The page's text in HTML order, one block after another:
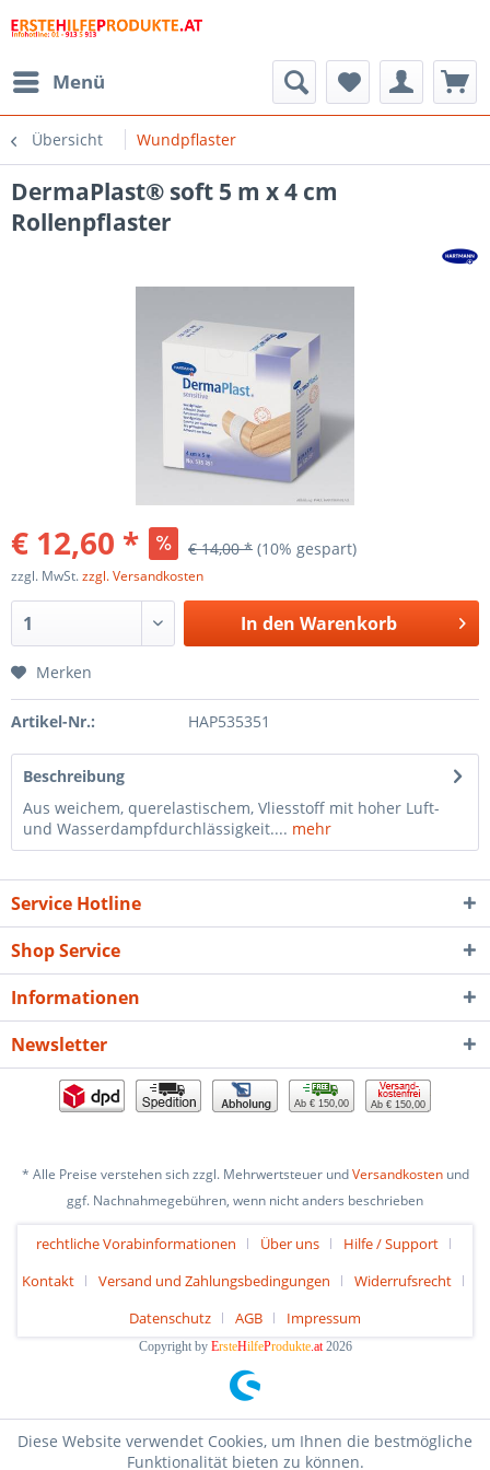
Menü
Übersicht Wundpflaster
DermaPlast® soft 5 m x 4 cm
Rollenpflaster
€ 12,60 * € 14,00 * (10% gespart)
zzgl. MwSt.zzgl. Versandkosten
In den Warenkorb
Merken
Artikel-Nr.: HAP535351
Beschreibung
Aus weichem, querelastischem, Vliesstoff mit hoher Luft-
und Wasserdampfdurchlässigkeit.... mehr
Service Hotline
Shop Service
Informationen
Newsletter
Ab € 150,00 Ab € 150,00
* Alle Preise verstehen sich zzgl. Mehrwertsteuer undVersandkostenund
ggf. Nachnahmegebühren, wenn nicht anders beschrieben
rechtliche Vorabinformationen Über uns
Hilfe / Support
Kontakt
Versand und Zahlungsbedingungen
Widerrufsrecht
Datenschutz
AGB Impressum
Copyright by ErsteHilfeProdukte.at2026
Diese Website verwendet Cookies, um Ihnen die bestmögliche
Funktionalität bieten zu können.